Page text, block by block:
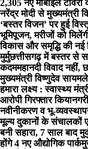
2,305 नए मोबाइल
नरेंद्र मोदी से मुख्यमंत्री
‘बस्तर विजन’ पर हुई
भूमिपूजन, मरीजों को
विकास और समृद्धि की नई
मुर्मुछत्तीसगढ़ में बस्तर से
कदममहानदी विवाद
मुख्यमंत्री विष्णुदेव साय
हमारा लक्ष्य : स्वास्थ्य
आरोपी गिरफ्तार किया
नवीनीकरण व भू-
मूल्य दुकानों के संचालकों
बनी सहारा, 7 साल बाद
होंगे 4 नए औद्योगिक पार्क